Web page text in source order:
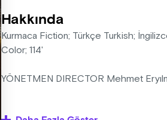
Hakkında
Kurmaca Fiction; Türkçe Turkish;
Color; 114'
YÖNETMEN DIRECTOR Mehmet